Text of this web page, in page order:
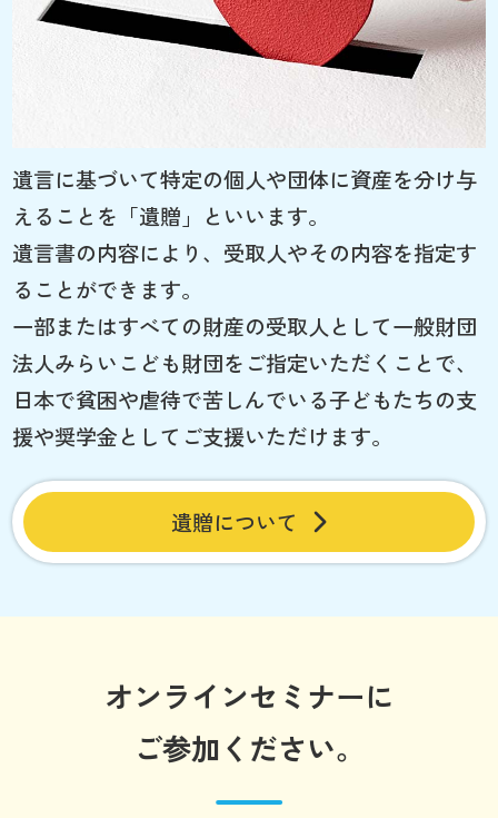
遺言に基づいて特定の個人や団体に資産を分け与
えることを「遺贈」といいます。
遺言書の内容により、受取人やその内容を指定す
ることができます。
一部またはすべての財産の受取人として一般財団
法人みらいこども財団をご指定いただくことで、
日本で貧困や虐待で苦しんでいる子どもたちの支
援や奨学金としてご支援いただけます。
遺贈について
オンラインセミナーに
ご参加ください。